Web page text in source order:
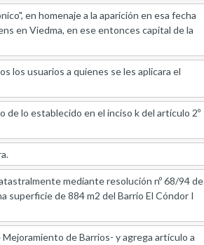
en homenaje a la aparición en esa fecha
en Viedma, en ese entonces capital de la
los usuarios a quienes se les aplicara el
de lo establecido en el inciso k del artículo 2º
mediante resolución nº 68/94 de
superficie de 884 m2 del Barrio El Cóndor I
de Barrios- y agrega artículo a